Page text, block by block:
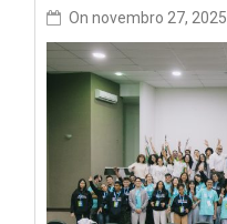
On novembro 27, 2025